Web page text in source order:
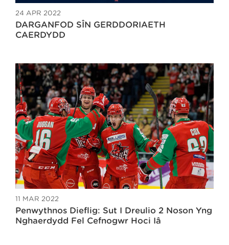
24 APR 2022
DARGANFOD SÎN GERDDORIAETH
CAERDYDD
11 MAR 2022
Penwythnos Dieflig: Sut I Dreulio 2 Noson Yng
Nghaerdydd Fel Cefnogwr Hoci Iâ